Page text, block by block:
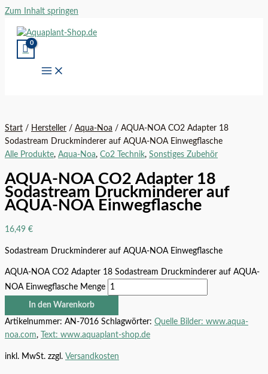
Zum Inhalt springen
Start / Hersteller / Aqua-Noa / AQUA-NOA CO2 Adapter 18
Sodastream Druckminderer auf AQUA-NOA Einwegflasche
Alle Produkte, Aqua-Noa, Co2 Technik, Sonstiges Zubehör
AQUA-NOA CO2 Adapter 18
Sodastream Druckminderer auf
AQUA-NOA Einwegflasche
16,49 €
Sodastream Druckminderer auf AQUA-NOA Einwegflasche
AQUA-NOA CO2 Adapter 18 Sodastream Druckminderer auf AQUA-
NOA Einwegflasche Menge
In den Warenkorb
Artikelnummer: AN-7016 Schlagwörter: Quelle Bilder: www.aqua-
noa.com, Text: www.aquaplant-shop.de
inkl. MwSt. zzgl. Versandkosten